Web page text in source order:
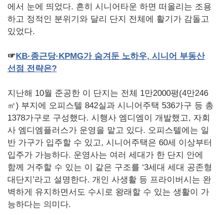
에서 눈에 띄었다. 흔히 시니어타운 하면 떠올리는 조용
하고 정적인 분위기와 달리 단지 전체에 활기가 감돌고
있었다.
☞KB·종근당·KPMG가 숨겨둔 노하우, 시니어 부동산
선점 전략은?
지난해 10월 준공한 이 단지는 전체 1만2000평(4만246
㎡) 부지에 오피스텔 842실과 시니어주택 536가구 등 총
1378가구로 구성했다. 시행사 엠디엠이 개발했고, 자회
사 엠디엠플러스가 운영을 맡고 있다. 오피스텔에는 일
반 가구가 입주할 수 있고, 시니어주택은 60세 이상부터
입주가 가능하다. 운영사는 여러 세대가 한 단지 안에
함께 거주할 수 있는 이 같은 구조를 ‘3세대 세대 공존형
대단지’라고 설명한다. 개인 사생활 등 프라이버시는 완
벽하게 유지하면서도 수시로 왕래할 수 있는 생활이 가
능하다는 의미다.